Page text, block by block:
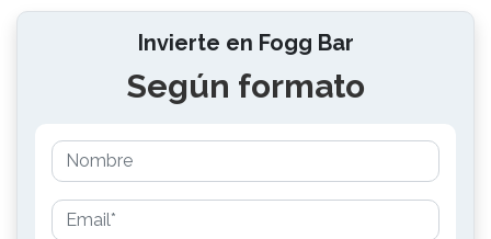
Invierte en Fogg Bar
Según formato